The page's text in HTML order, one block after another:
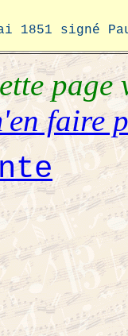
1851 signé
faire